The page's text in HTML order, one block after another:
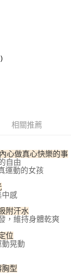
銀行
商業銀行
式。 讓您購物簡單
，可透過四大超商／
成。
，需透過AFTEE先享
繫「AFTEE先享後付
support/home
後付」服務完成之交
相關給付款項請求債
相關推薦
心做真心快樂的事
自由
運動的女孩
中感
附汗水
，維持身體乾爽
位
晃動
型